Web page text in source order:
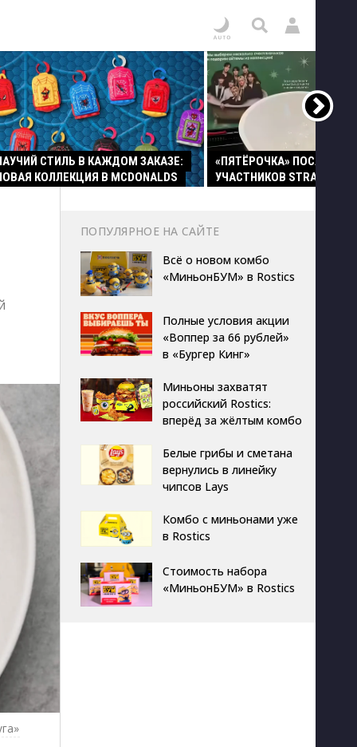
СТИЛЬ В КАЖДОМ ЗАКАЗЕ:
КОЛЛЕКЦИЯ В MCDONALDS
«ПЯТЁРОЧКА» ПОСАДИЛА
УЧАСТНИКОВ STRAY KIDS
ПОПУЛЯРНОЕ НА САЙТЕ
Всё о новом комбо
«МиньонБУМ» в Rostics
Полные условия акции
«Воппер за 66 рублей»
в «Бургер Кинг»
Миньоны захватят
российский Rostics:
вперёд за жёлтым комбо
Белые грибы и сметана
вернулись в линейку
чипсов Lays
Комбо с миньонами уже
в Rostics
Стоимость набора
«МиньонБУМ» в Rostics